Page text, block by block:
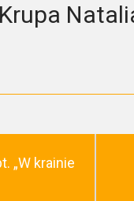
„W krainie